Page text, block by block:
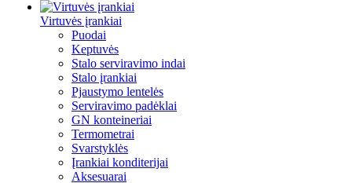
Virtuvės įrankiai
Puodai
Keptuvės
Stalo serviravimo indai
Stalo įrankiai
Pjaustymo lentelės
Serviravimo padėklai
GN konteineriai
Termometrai
Svarstyklės
Įrankiai konditerijai
Aksesuarai